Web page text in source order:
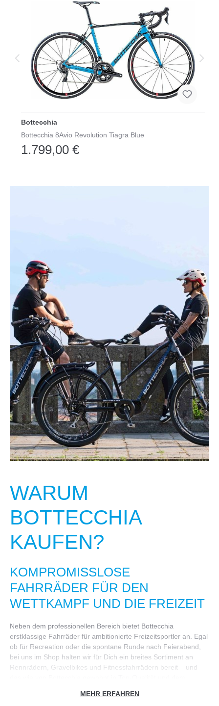
Bottecchia
Bottecchia 8Avio Revolution Tiagra Blue
1.799,00 €
WARUM
BOTTECCHIA
KAUFEN?
KOMPROMISSLOSE
FAHRRÄDER FÜR DEN
WETTKAMPF UND DIE FREIZEIT
Neben dem professionellen Bereich bietet Bottecchia
erstklassige Fahrräder für ambitionierte Freizeitsportler an. Egal
ob für Recreation oder die spontane Runde nach Feierabend,
bei uns im Shop halten wir für Dich ein breites Sortiment an
Rennrädern, Gravelbikes und Fitnessfahrrädern bereit – und
MEHR ERFAHREN